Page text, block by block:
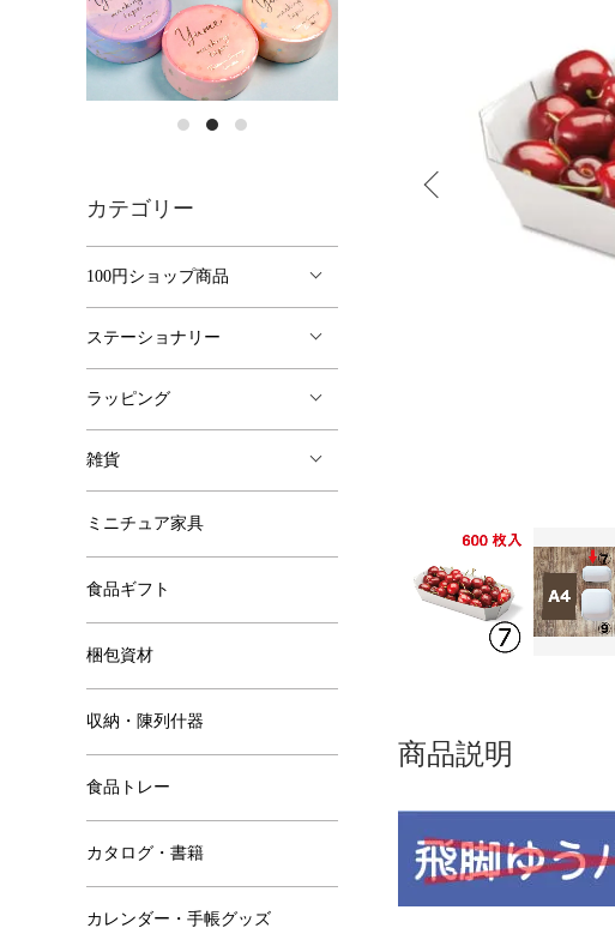
商品説明
カテゴリー
100円ショップ商品
ステーショナリー
ラッピング
雑貨
ミニチュア家具
食品ギフト
梱包資材
収納・陳列什器
食品トレー
カタログ・書籍
カレンダー・手帳グッズ